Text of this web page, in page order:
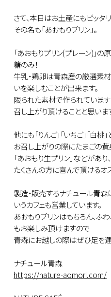
さて、本日はお土産にもピッ
その名も「あおもりプリン」。
「あおもりプリン(プレーン)」
糖のみ！
牛乳・鶏卵は青森産の厳選素
いを楽しむことが出来ます。
限られた素材で作られていま
召し上がり頂けることと思いま
他にも「りんご」「いちご」「白桃
お召し上がりの際にたまごの
「あおもり生プリン」などがあり、
たくさんの方に喜んで頂ける
製造・販売するナチュール青森
いうカフェも営業しています。
あおもりプリンはもちろん、ふ
もお楽しみ頂けますので
青森にお越しの際はぜひ足を
ナチュール青森
https://nature-aomori.com/